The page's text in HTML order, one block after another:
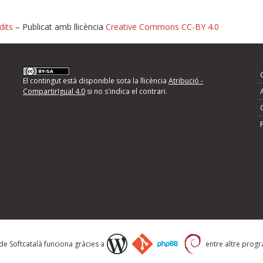
d'errors
següents i descriviu quina és la millora que
– Publicat amb llicència Creative Commons CC-BY 4.0
El contingut està disponible sota la llicència Atribució -
CompartirIgual 4.0si no s'indica el contrari.
Softcatalà funciona gràcies a entre altre